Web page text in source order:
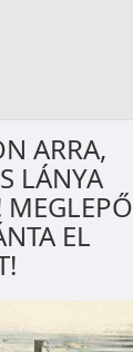
ARRA,
LÁNYA
MEGLEPŐ
EL